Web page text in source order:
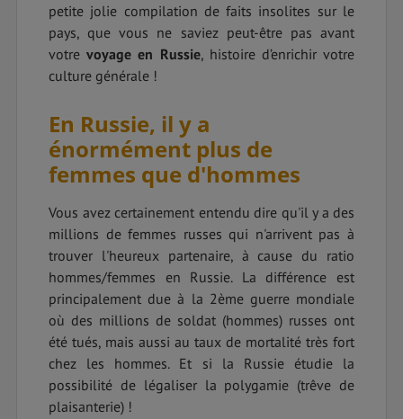
petite jolie compilation de faits insolites sur le
pays, que vous ne saviez peut-être pas avant
votrevoyage en Russie, histoire d’enrichir votre
culture générale !
En Russie, il y a
énormément plus de
femmes que d'hommes
Vous avez certainement entendu dire qu'il y a des
millions de femmes russes qui n'arrivent pas à
trouver l'heureux partenaire, à cause du ratio
hommes/femmes en Russie. La différence est
principalement due à la 2ème guerre mondiale
où des millions de soldat (hommes) russes ont
été tués, mais aussi au taux de mortalité très fort
chez les hommes. Et si la Russie étudie la
possibilité de légaliser la polygamie (trêve de
plaisanterie) !